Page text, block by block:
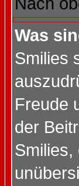
Was
Smilies
Freude
der
Smilies,